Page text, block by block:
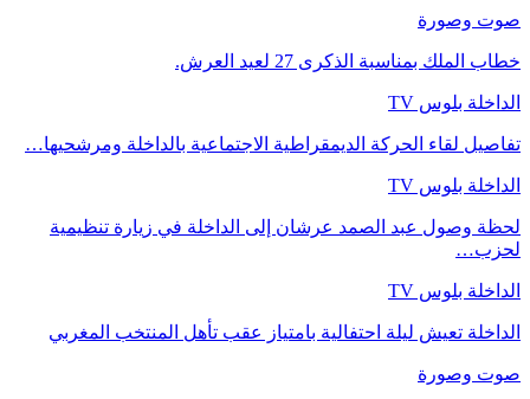
صوت وصورة
خطاب الملك بمناسبة الذكرى 27 لعيد العرش.
الداخلة بلوس TV
تفاصيل لقاء الحركة الديمقراطية الاجتماعية بالداخلة ومرشحيها…
الداخلة بلوس TV
لحظة وصول عبد الصمد عرشان إلى الداخلة في زيارة تنظيمية
لحزب…
الداخلة بلوس TV
الداخلة تعيش ليلة احتفالية بامتياز عقب تأهل المنتخب المغربي
صوت وصورة